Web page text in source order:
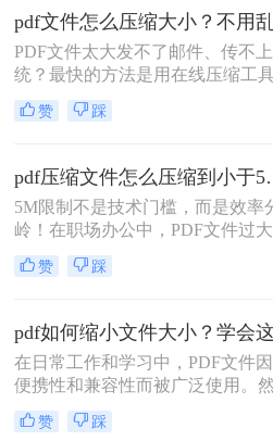
复杂排版的广泛应用，PDF文件的
积也日益“臃肿”。一个几十兆甚
百兆的PDF文件，不仅占用宝贵
储空间，更在通过邮件发送、即
讯工具传输或上传至云盘时，变得
常缓慢且不便。
PDF文件太大发不了邮件、传不
统？最快的方法是用在线压缩工
推荐转转大师——不用安装软件，
开网页就能压缩，操作简单，几步
全部列出来，照着做就行。
赞 踩
pdf压缩文件
5M限制不是技术门槛，而是效率
岭！在职场办公中，PDF文件过大
（超5M）常成为“隐形绊脚石
件发送失败、云端存储受限、协作
因PDF体积问题导致工作延误，但
90%的压缩方案却陷入“牺牲质
量”或“操作繁琐”的陷阱。
赞 踩
在日常工作和学习中，PDF文件
便携性和兼容性而被广泛使用。然
而，随着文件内容的增加，PDF文
的大小往往会变得庞大，这不仅影
赞 踩